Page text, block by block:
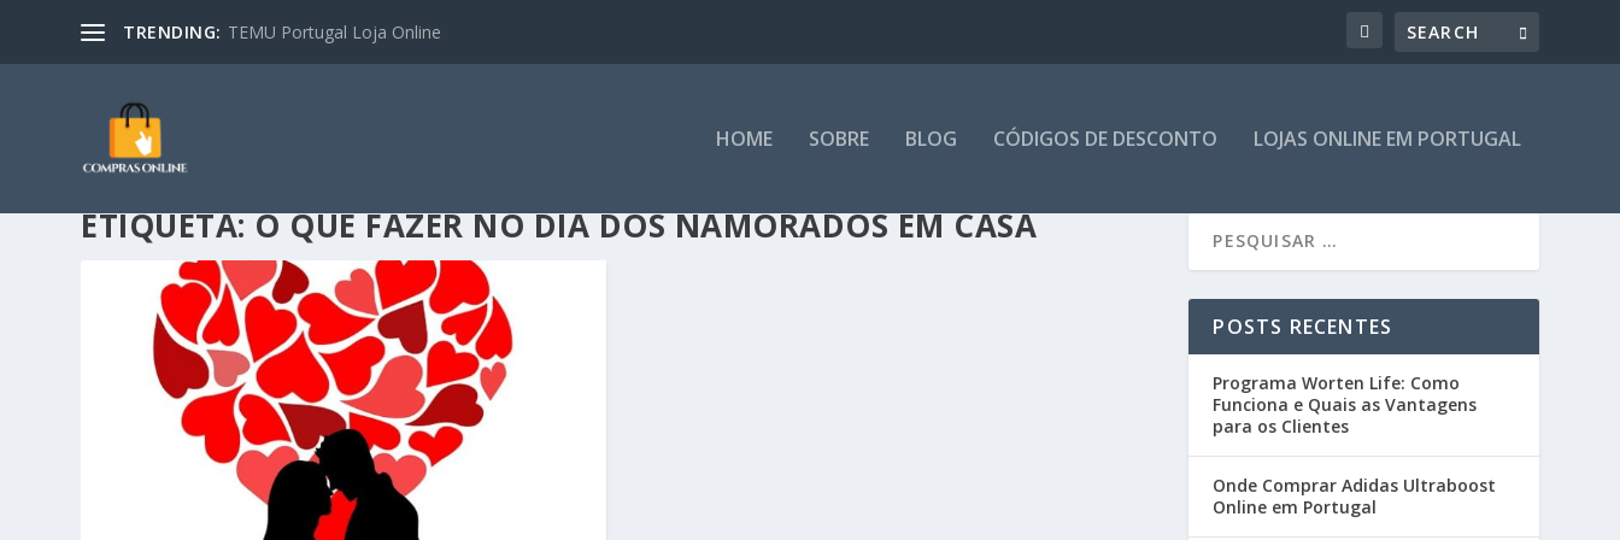
TRENDING: TEMU Portugal Loja Online
HOME SOBRE BLOG CÓDIGOS DE DESCONTO LOJAS ONLINE EM PORTUGAL
ETIQUETA:O QUE FAZER NO DIA DOS NAMORADOS EM CASA
POSTS RECENTES
Programa Worten Life: Como
Funciona e Quais as Vantagens
para os Clientes
Onde Comprar Adidas Ultraboost
Online em Portugal